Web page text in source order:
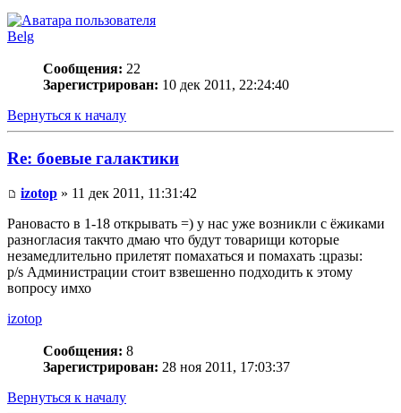
Belg
Сообщения: 22
Зарегистрирован: 10 дек 2011, 22:24:40
Вернуться к началу
Re: боевые галактики
izotop » 11 дек 2011, 11:31:42
Рановасто в 1-18 открывать =) у нас уже возникли с ёжиками
разногласия такчто дмаю что будут товарищи которые
незамедлительно прилетят помахаться и помахать :цразы:
p/s Администрации стоит взвешенно подходить к этому
вопросу имхо
izotop
Сообщения: 8
Зарегистрирован: 28 ноя 2011, 17:03:37
Вернуться к началу